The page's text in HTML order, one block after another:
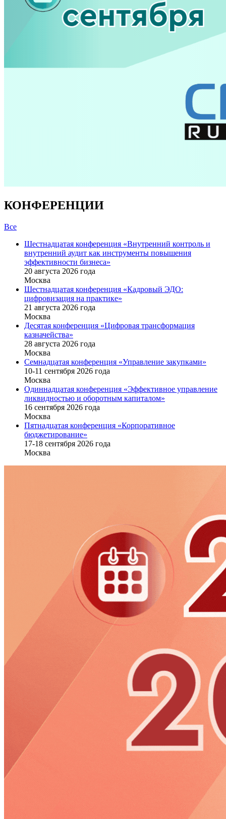
КОНФЕРЕНЦИИ
Все
Шестнадцатая конференция «Внутренний контроль и
внутренний аудит как инструменты повышения
эффективности бизнеса»
20 августа 2026 года
Москва
Шестнадцатая конференция «Кадровый ЭДО:
цифровизация на практике»
21 августа 2026 года
Москва
Десятая конференция «Цифровая трансформация
казначейства»
28 августа 2026 года
Москва
Семнадцатая конференция «Управление закупками»
10-11 сентября 2026 года
Москва
Одиннадцатая конференция «Эффективное управление
ликвидностью и оборотным капиталом»
16 cентября 2026 года
Москва
Пятнадцатая конференция «Корпоративное
бюджетирование»
17-18 сентября 2026 года
Москва